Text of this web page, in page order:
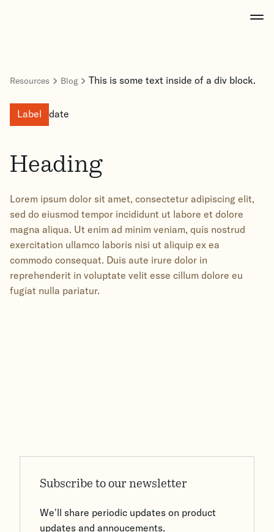
Resources Blog This is some text inside of a div block.
Label date
Heading
Lorem ipsum dolor sit amet, consectetur adipiscing elit,
sed do eiusmod tempor incididunt ut labore et dolore
magna aliqua. Ut enim ad minim veniam, quis nostrud
exercitation ullamco laboris nisi ut aliquip ex ea
commodo consequat. Duis aute irure dolor in
reprehenderit in voluptate velit esse cillum dolore eu
fugiat nulla pariatur.
Subscribe to our newsletter
We’ll share periodic updates on product
updates and annoucements.